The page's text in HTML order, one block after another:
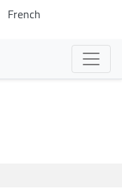
French